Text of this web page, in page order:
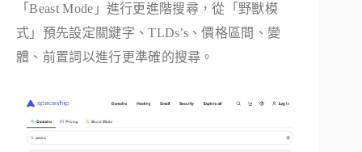
「Beast Mode」進行更進階搜尋，從「野獸模
式」預先設定關鍵字、TLDs’s、價格區間、變
體、前置詞以進行更準確的搜尋。